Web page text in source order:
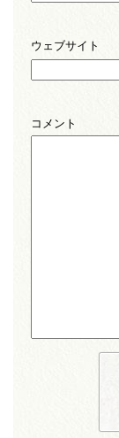
ウェブサイト
コメント